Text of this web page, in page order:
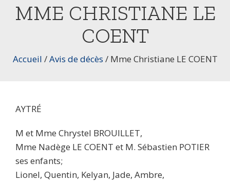
MME CHRISTIANE LE
COENT
Accueil /Avis de décès / Mme Christiane LE COENT
AYTRÉ
M et Mme Chrystel BROUILLET,
Mme Nadège LE COENT et M. Sébastien POTIER
ses enfants;
Lionel, Quentin, Kelyan, Jade, Ambre,